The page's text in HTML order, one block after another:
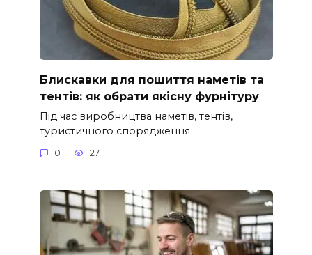
Блискавки для пошиття наметів та
тентів: як обрати якісну фурнітуру
Під час виробництва наметів, тентів,
туристичного спорядження
0 27